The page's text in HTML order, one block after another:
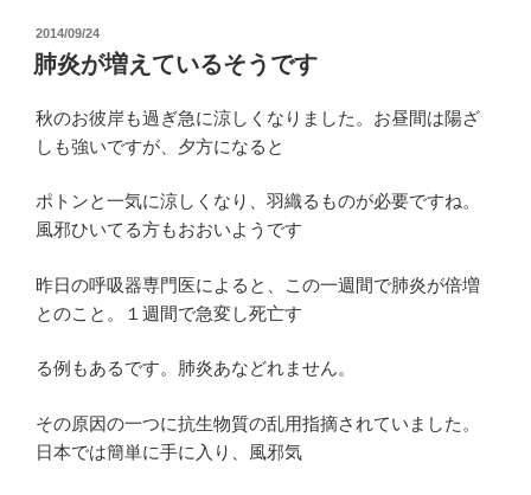
投
稿
日:
2014/09/24
肺炎が増えているそうです
秋のお彼岸も過ぎ急に涼しくなりました。お昼間は陽ざ
しも強いですが、夕方になると
ポトンと一気に涼しくなり、羽織るものが必要ですね。
風邪ひいてる方もおおいようです
昨日の呼吸器専門医によると、この一週間で肺炎が倍増
とのこと。１週間で急変し死亡す
る例もあるです。肺炎あなどれません。
その原因の一つに抗生物質の乱用指摘されていました。
日本では簡単に手に入り、風邪気